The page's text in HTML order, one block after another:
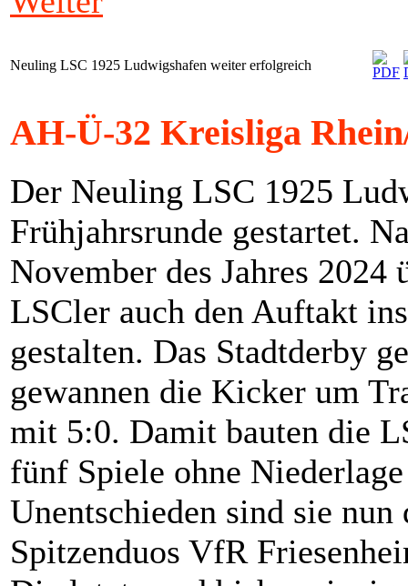
Neuling LSC 1925 Ludwigshafen weiter erfolgreich
AH-Ü-32 Kreisliga
Der Neuling LSC 1925
Frühjahrsrunde gestartet.
November des Jahres
LSCler auch den Auftakt
gestalten. Das Stadtderby
gewannen die Kicker um
mit 5:0. Damit bauten die
fünf Spiele ohne
Unentschieden sind sie
Spitzenduos VfR